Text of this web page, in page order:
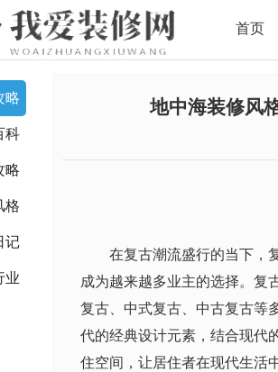
首页
略
科
略
格
记
业
地中海装修风
在复古潮流盛行的当下，
成为越来越多业主的选择。复
复古、中式复古、中古复古等
代的经典设计元素，结合现代
住空间，让居住者在现代生活